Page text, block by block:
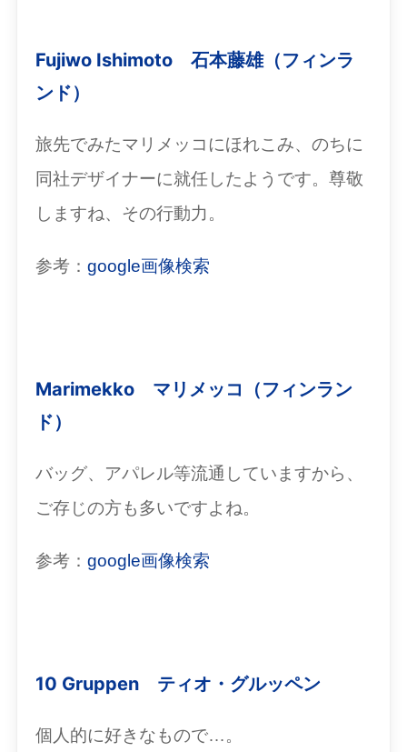
Fujiwo Ishimoto 石本藤雄（フィンラ
ンド）
旅先でみたマリメッコにほれこみ、のちに
同社デザイナーに就任したようです。尊敬
しますね、その行動力。
参考： google画像検索
Marimekko マリメッコ（フィンラン
ド）
バッグ、アパレル等流通していますから、
ご存じの方も多いですよね。
参考： google画像検索
10 Gruppen ティオ・グルッペン
個人的に好きなもので…。